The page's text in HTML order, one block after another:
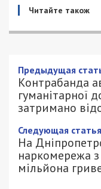
Читайте також
Контрабанда
Харкові
автоблогерку
15/
АННА